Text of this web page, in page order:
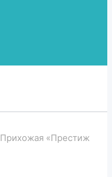
Прихожая «Престиж